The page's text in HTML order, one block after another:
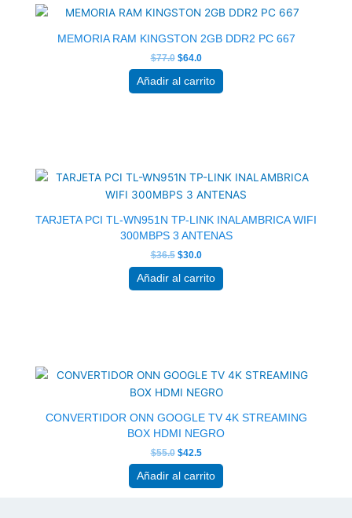
MEMORIA RAM KINGSTON 2GB DDR2 PC 667
$77.0
original
era:
$77.0.
$64.0
actual
es:
$64.0.
Añadir al carrito
TARJETA PCI TL-WN951N TP-LINK INALAMBRICA WIFI
300MBPS 3 ANTENAS
$36.5
original
era:
$36.5.
$30.0
actual
es:
$30.0.
Añadir al carrito
CONVERTIDOR ONN GOOGLE TV 4K STREAMING
BOX HDMI NEGRO
$55.0
original
era:
$55.0.
$42.5
actual
es:
$42.5.
Añadir al carrito